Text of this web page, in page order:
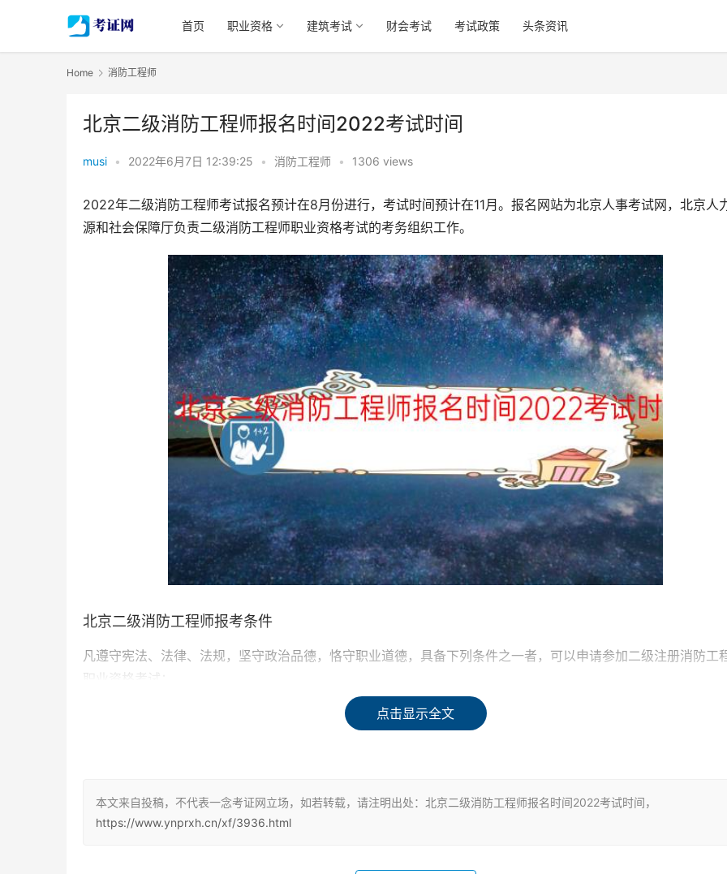
首页 职业资格 建筑考试 财会考试 考试政策 头条资讯
Home 消防工程师
北京二级消防工程师报名时间2022考试时间
musi • 2022年6月7日 12:39:25 • 消防工程师 • 1306 views
2022年二级消防工程师考试报名预计在8月份进行，考试时间预计在11月。报名网站为北京人事考试网，北京人
源和社会保障厅负责二级消防工程师职业资格考试的考务组织工作。
北京二级消防工程师报考条件
凡遵守宪法、法律、法规，坚守政治品德，恪守职业道德，具备下列条件之一者，可以申请参加二级注册消防工
职业资格考试：
（一）取得消防工程专业中专学历，从事消防安全技术工作满3年;或者取得消防工程相关专业中专学历，从事消防
事消防安全技术工作满3年。
点击显示全文
本文来自投稿，不代表一念考证网立场，如若转载，请注明出处：北京二级消防工程师报名时间2022考试时间，
https://www.ynprxh.cn/xf/3936.html